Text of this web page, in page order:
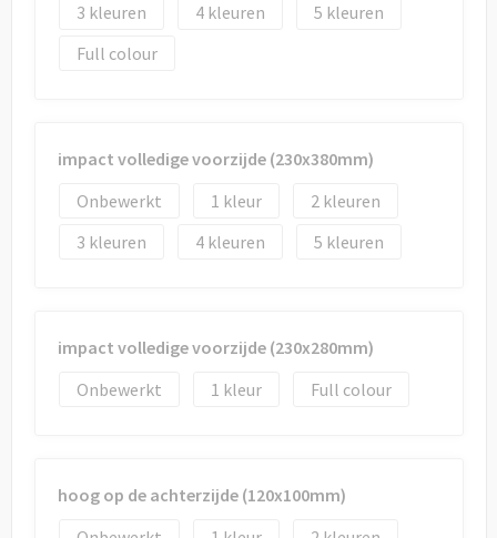
3
4
5
Full colour
impact volledige voorzijde (230x380mm)
Onbewerkt
1
2
3
4 5
impact volledige voorzijde (230x280mm)
Onbewerkt
1 Full colour
hoog op de achterzijde (120x100mm)